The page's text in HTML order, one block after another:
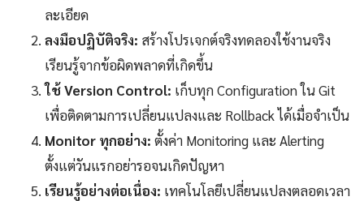
ละเอียด
ลงมือปฏิบัติจริง: สร้างโปรเจกต์จริงทดลองใช้งานจริง
เรียนรู้จากข้อผิดพลาดที่เกิดขึ้น
ใช้ Version Control: เก็บทุก Configuration ใน Git
เพื่อติดตามการเปลี่ยนแปลงและ Rollback ได้เมื่อจำเป็น
Monitor ทุกอย่าง: ตั้งค่า Monitoring และ Alerting
ตั้งแต่วันแรกอย่ารอจนเกิดปัญหา
เรียนรู้อย่างต่อเนื่อง: เทคโนโลยีเปลี่ยนแปลงตลอดเวลา